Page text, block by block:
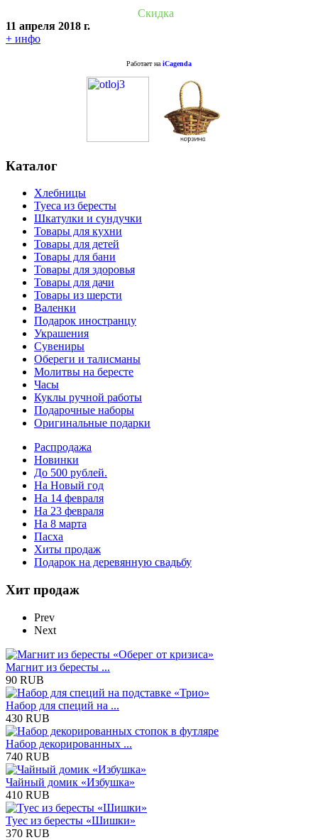
Скидка
11 апреля 2018 г.
+ инфо
Работает на iCagenda
Каталог
Хлебницы
Туеса из бересты
Шкатулки и сундучки
Товары для кухни
Товары для детей
Товары для бани
Товары для здоровья
Товары для дачи
Товары из шерсти
Валенки
Подарок иностранцу
Украшения
Сувениры
Обереги и талисманы
Молитвы на бересте
Часы
Куклы ручной работы
Подарочные наборы
Оригинальные подарки
Распродажа
Новинки
До 500 рублей.
На Новый год
На 14 февраля
На 23 февраля
На 8 марта
Пасха
Хиты продаж
Подарок на деревянную свадьбу
Хит продаж
Prev
Next
Магнит из бересты ...
90 RUB
Набор для специй на ...
430 RUB
Набор декорированных ...
740 RUB
Чайный домик «Избушка»
410 RUB
Туес из бересты «Шишки»
370 RUB